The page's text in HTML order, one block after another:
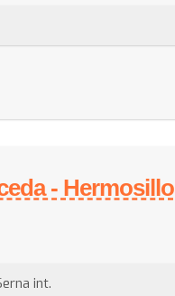
- Hermosillo
int.